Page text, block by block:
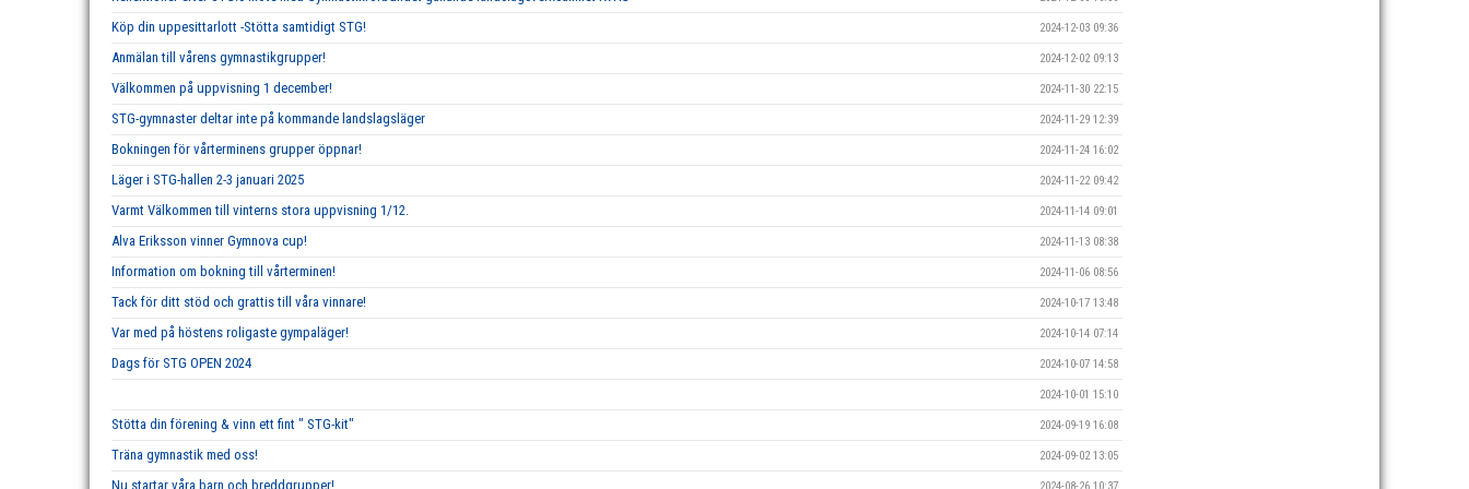
Köp din uppesittarlott -Stötta samtidigt STG! 2024-12-03 09:36
Anmälan till vårens gymnastikgrupper! 2024-12-02 09:13
Välkommen på uppvisning 1 december! 2024-11-30 22:15
STG-gymnaster deltar inte på kommande landslagsläger 2024-11-29 12:39
Bokningen för vårterminens grupper öppnar! 2024-11-24 16:02
Läger i STG-hallen 2-3 januari 2025 2024-11-22 09:42
Varmt Välkommen till vinterns stora uppvisning 1/12. 2024-11-14 09:01
Alva Eriksson vinner Gymnova cup! 2024-11-13 08:38
Information om bokning till vårterminen! 2024-11-06 08:56
Tack för ditt stöd och grattis till våra vinnare! 2024-10-17 13:48
Var med på höstens roligaste gympaläger! 2024-10-14 07:14
Dags för STG OPEN 2024 2024-10-07 14:58
2024-10-01 15:10
Stötta din förening & vinn ett fint " STG-kit" 2024-09-19 16:08
Träna gymnastik med oss! 2024-09-02 13:05
Nu startar våra barn och breddgrupper!